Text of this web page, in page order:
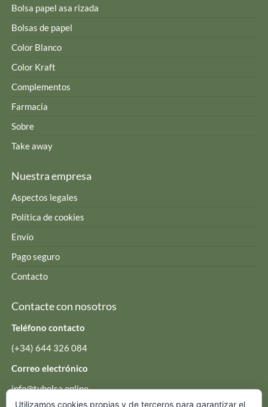
Bolsa papel asa rizada
Bolsas de papel
Color Blanco
Color Kraft
Complementos
Farmacia
Sobre
Take away
Nuestra empresa
Aspectos legales
Política de cookies
Envío
Pago seguro
Contacto
Contacte con nosotros
Teléfono contacto
(+34) 644 326 084
Correo electrónico
info@tubolsa.online
Utilizamos cookies propias y de terceros para garantizar el